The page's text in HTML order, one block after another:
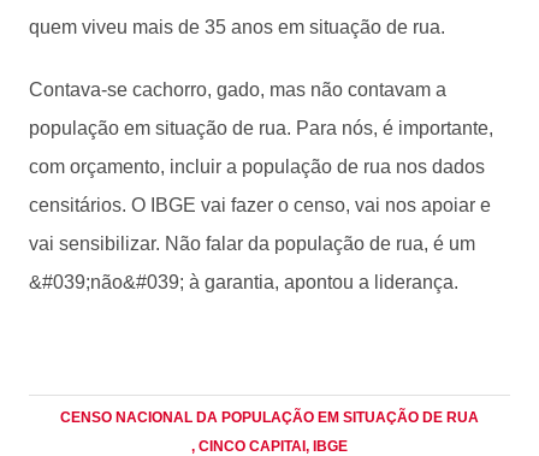
quem viveu mais de 35 anos em situação de rua.
Contava-se cachorro, gado, mas não contavam a
população em situação de rua. Para nós, é importante,
com orçamento, incluir a população de rua nos dados
censitários. O IBGE vai fazer o censo, vai nos apoiar e
vai sensibilizar. Não falar da população de rua, é um
&#039;não&#039; à garantia, apontou a liderança.
CENSO NACIONAL DA POPULAÇÃO EM SITUAÇÃO DE RUA
, CINCO CAPITAI, IBGE